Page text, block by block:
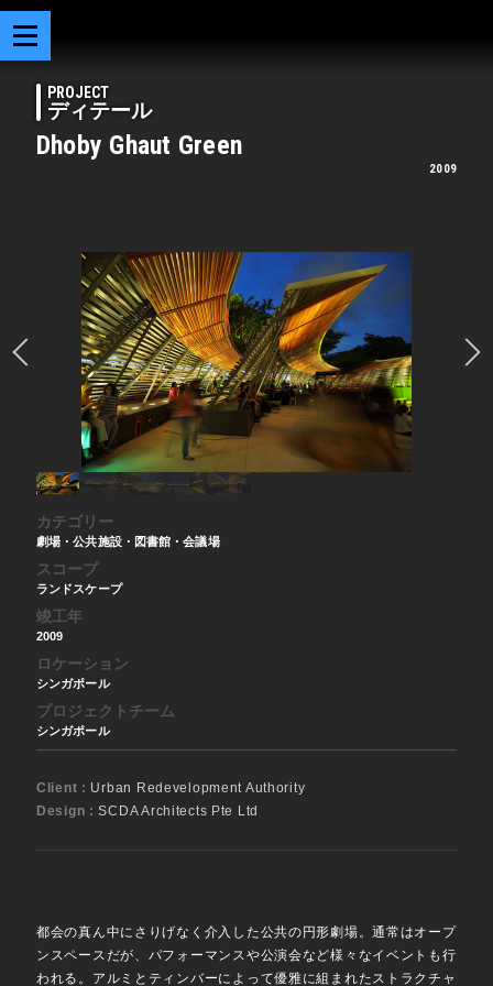
PROJECT
ディテール
Dhoby Ghaut Green
2009
カテゴリー
劇場・公共施設・図書館・会議場
スコープ
ランドスケープ
竣工年
2009
ロケーション
シンガポール
プロジェクトチーム
シンガポール
Client : Urban Redevelopment Authority
Design :SCDA Architects Pte Ltd
都会の真ん中にさりげなく介入した公共の円形劇場。通常はオープ
ンスペースだが、パフォーマンスや公演会など様々なイベントも行
われる。アルミとティンバーによって優雅に組まれたストラクチャ